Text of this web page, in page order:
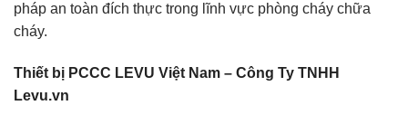
pháp an toàn đích thực trong lĩnh vực phòng cháy chữa
cháy.
Thiết bị PCCC LEVU Việt Nam – Công Ty TNHH
Levu.vn